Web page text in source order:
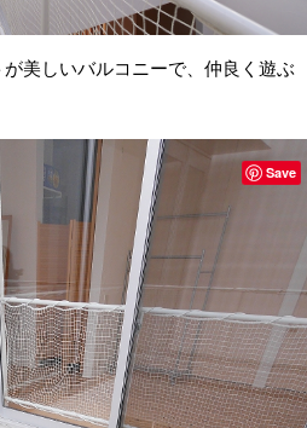
美しいバルコニーで、 仲良く遊ぶ
Save